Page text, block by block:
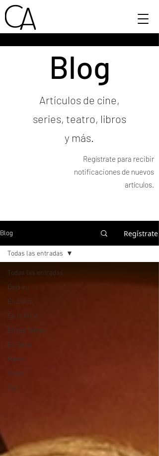
Blog
Artículos de cine,
series, teatro, libros
y más.
Regístrate para recibir
notificaciones de nuevos
artículos.
Blog Regístrate
Todas las entradas
Déjà vu
En Corto
En la Mira
En las Tablas
En Serie
Memo
Oscar
Top
Todas las entradas